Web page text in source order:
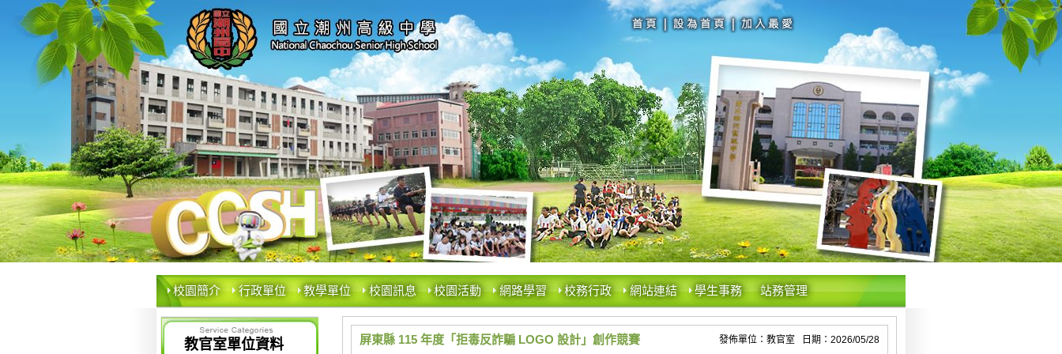
校園簡介 行政單位 教學單位 校園訊息 校園活動 網路學習 校務行政 網站連結 學生事務 站務管理
教官室單位資料 屏東縣 115 年度「拒毒反詐騙 LOGO 設計」創作競賽 發佈單位：教官室 日期：2026/05/28